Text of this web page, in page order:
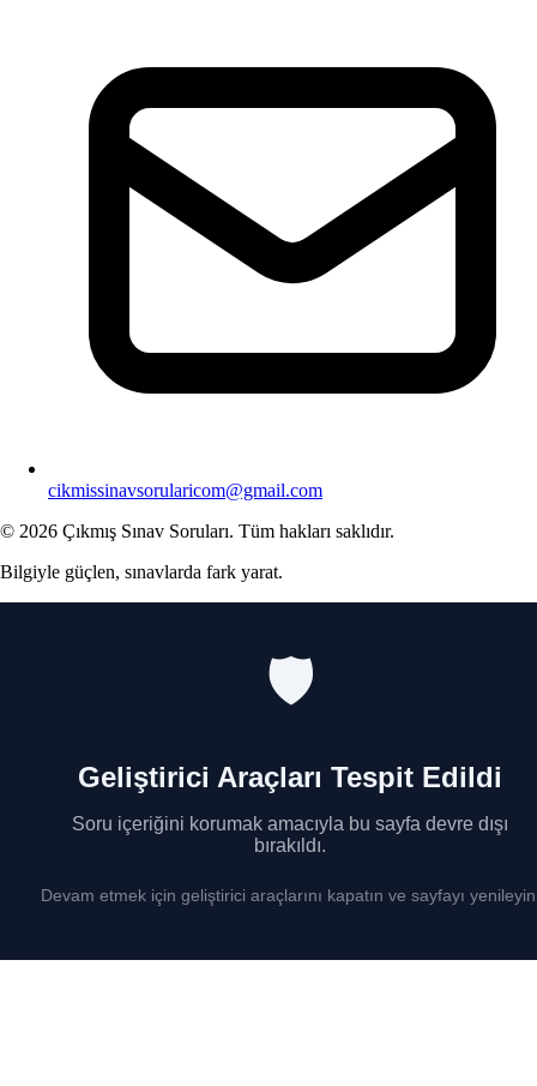
cikmissinavsorularicom@gmail.com
© 2026 Çıkmış Sınav Soruları. Tüm hakları saklıdır.
Bilgiyle güçlen, sınavlarda fark yarat.
🛡️
Geliştirici Araçları Tespit Edildi
Soru içeriğini korumak amacıyla bu sayfa devre dışı
bırakıldı.
Devam etmek için geliştirici araçlarını kapatın ve sayfayı